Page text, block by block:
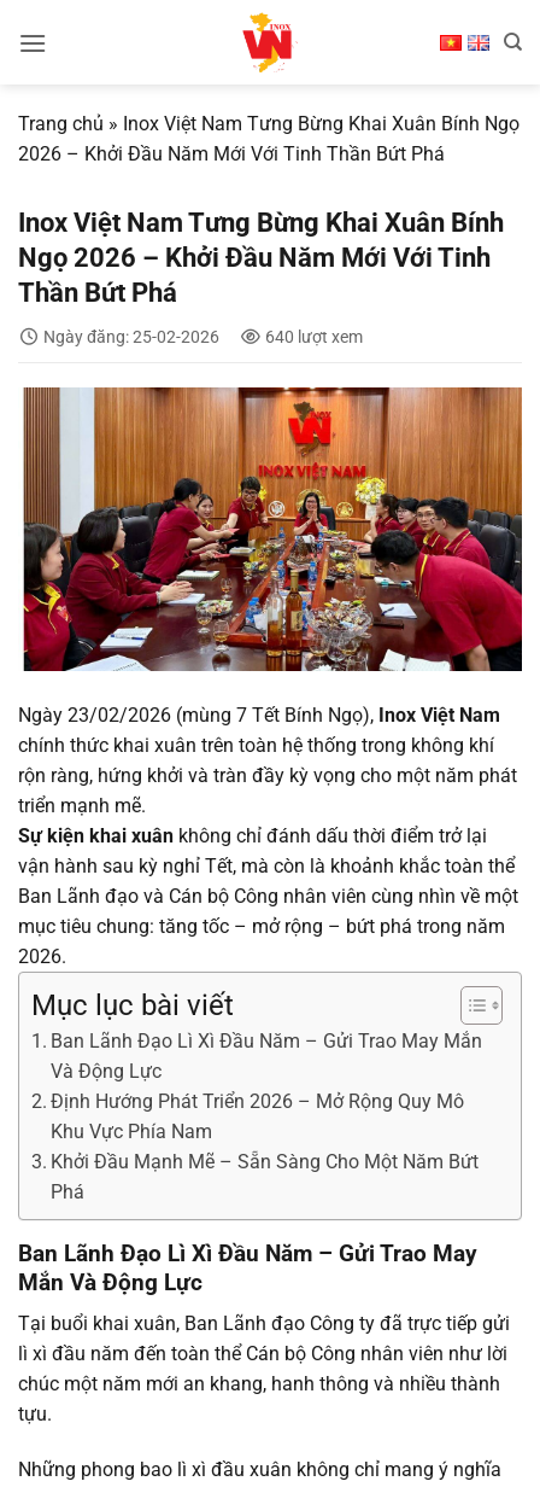
qua
Trang chủ » Inox Việt Nam Tưng Bừng Khai Xuân Bính Ngọ
2026 – Khởi Đầu Năm Mới Với Tinh Thần Bứt Phá
Inox Việt Nam Tưng Bừng Khai Xuân Bính
Ngọ 2026 – Khởi Đầu Năm Mới Với Tinh
Thần Bứt Phá
Ngày đăng: 25-02-2026 640 lượt xem
Ngày 23/02/2026 (mùng 7 Tết Bính Ngọ), Inox Việt Nam
chính thức khai xuân trên toàn hệ thống trong không khí
rộn ràng, hứng khởi và tràn đầy kỳ vọng cho một năm phát
triển mạnh mẽ.
Sự kiện khai xuân không chỉ đánh dấu thời điểm trở lại
vận hành sau kỳ nghỉ Tết, mà còn là khoảnh khắc toàn thể
Ban Lãnh đạo và Cán bộ Công nhân viên cùng nhìn về một
mục tiêu chung: tăng tốc – mở rộng – bứt phá trong năm
2026.
Mục lục bài viết
Ban Lãnh Đạo Lì Xì Đầu Năm – Gửi Trao May Mắn
Và Động Lực
Định Hướng Phát Triển 2026 – Mở Rộng Quy Mô
Khu Vực Phía Nam
Khởi Đầu Mạnh Mẽ – Sẵn Sàng Cho Một Năm Bứt
Phá
Ban Lãnh Đạo Lì Xì Đầu Năm – Gửi Trao May
Mắn Và Động Lực
Tại buổi khai xuân, Ban Lãnh đạo Công ty đã trực tiếp gửi
lì xì đầu năm đến toàn thể Cán bộ Công nhân viên như lời
chúc một năm mới an khang, hanh thông và nhiều thành
tựu.
Những phong bao lì xì đầu xuân không chỉ mang ý nghĩa